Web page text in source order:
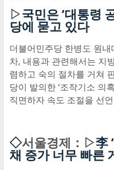
▷국민은 ‘대통령
당에 묻고 있다
더불어민주당 한병도 원
차, 내용과 관련해서는 지
렴하고 숙의 절차를 거쳐
당이 발의한 ‘조작기소 의
직면하자 속도 조절을 선
◇서울경제：▷李
채 증가 너무 빠른